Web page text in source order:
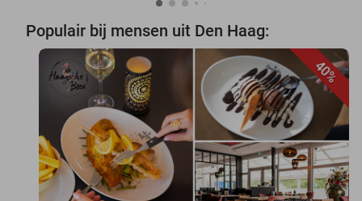
Populair bij mensen uit Den Haag:
40%